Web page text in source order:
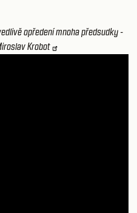
opředení mnoha předsudky -
Krobot